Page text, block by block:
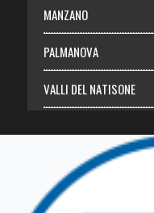
MANZANO
PALMANOVA
VALLI DEL NATISONE
TRICESIMO
TARCENTO